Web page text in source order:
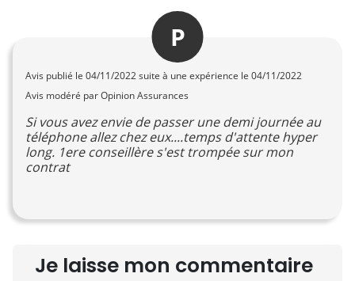
P
Avis publié le 04/11/2022suite à une expérience le 04/11/2022
Avis modéré par Opinion Assurances
Si vous avez envie de passer une demi journée au
téléphone allez chez eux....temps d'attente hyper
long. 1ere conseillère s'est trompée sur mon
contrat
Je laisse mon commentaire